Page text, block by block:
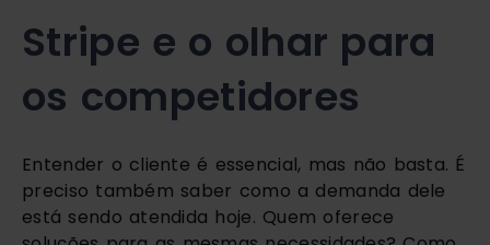
Stripe e o olhar para
os competidores
Entender o cliente é essencial, mas não basta. É
preciso também saber como a demanda dele
está sendo atendida hoje. Quem oferece